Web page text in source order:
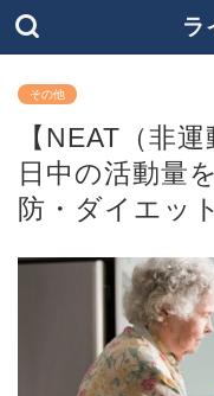
ラ
その他
【NEAT（非
日中の活動量
防・ダイエット